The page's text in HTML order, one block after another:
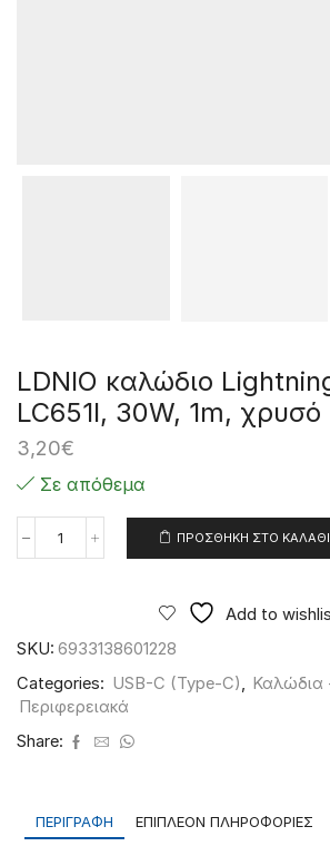
LDNIO καλώδιο
LC651I, 30W, 1m, χρυσό
3,20€
Σε απόθεμα
LDNIO
C
30W,
1m,
ποσότητα
ΠΡΟΣΘΉΚΗ ΣΤΟ ΚΑΛΆΘΙ
Add to
SKU: 6933138601228
Categories: USB-C (Type-C), Καλώδια
Περιφερειακά
Share:
ΠΕΡΙΓΡΑΦΉ ΕΠΙΠΛΈΟΝ ΠΛΗΡΟΦΟΡΊΕΣ